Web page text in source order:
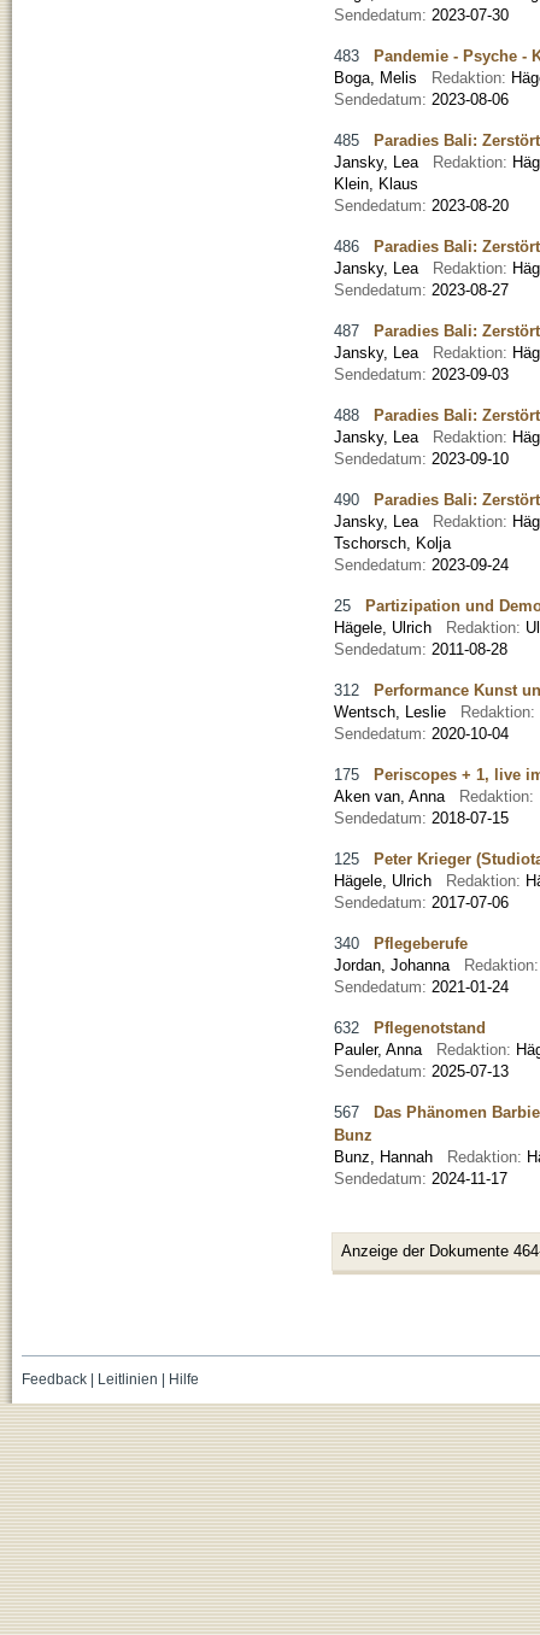
Sendedatum: 2023-07-30
483 Pandemie - Psyche -
Boga, Melis
Redaktion:
Sendedatum: 2023-08-06
485 Paradies Bali:
Jansky, Lea
Redaktion:
Klein, Klaus
Sendedatum: 2023-08-20
486 Paradies Bali:
Jansky, Lea
Redaktion:
Sendedatum: 2023-08-27
487 Paradies Bali:
Jansky, Lea
Redaktion:
Sendedatum: 2023-09-03
488 Paradies Bali:
Jansky, Lea
Redaktion:
Sendedatum: 2023-09-10
490 Paradies Bali:
Jansky, Lea
Redaktion:
Tschorsch, Kolja
Sendedatum: 2023-09-24
25 Partizipation und
Hägele, Ulrich
Redaktion:
Sendedatum: 2011-08-28
312 Performance Kunst
Wentsch, Leslie
Redaktion:
Sendedatum: 2020-10-04
175 Periscopes + 1, live
Aken van, Anna
Redaktion:
Sendedatum: 2018-07-15
125 Peter Krieger
Hägele, Ulrich
Redaktion:
Sendedatum: 2017-07-06
340 Pflegeberufe
Jordan, Johanna
Sendedatum: 2021-01-24
632 Pflegenotstand
Pauler, Anna
Redaktion:
Sendedatum: 2025-07-13
567 Das Phänomen
Bunz
Bunz, Hannah
Redaktion:
Sendedatum: 2024-11-17
Anzeige der Dokumente
Feedback| Leitlinien | Hilfe